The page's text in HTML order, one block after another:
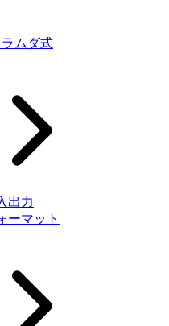
ムダ式
出力
ーマット